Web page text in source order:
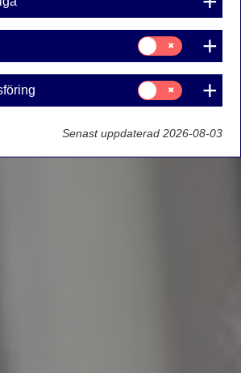
Samtycke
för:
Statistik
Samtycke
för:
Marknadsföring
Senast uppdaterad 2026-08-03